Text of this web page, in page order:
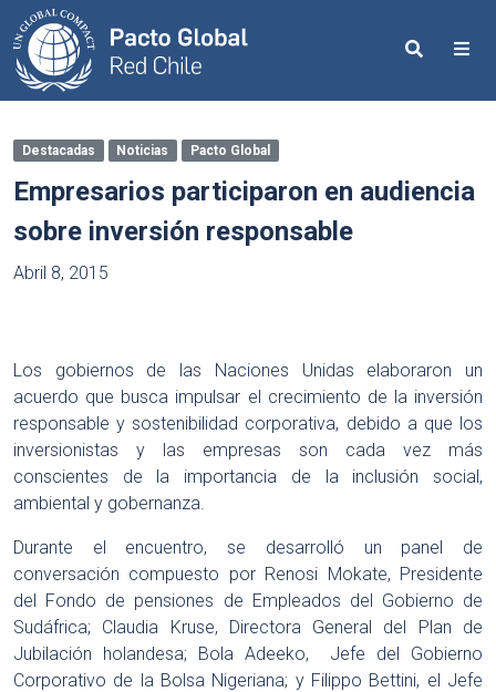
Search
Destacadas Noticias Pacto Global
Empresarios participaron en audiencia
sobre inversión responsable
Abril 8, 2015
Los gobiernos de las Naciones Unidas elaboraron un
acuerdo que busca impulsar el crecimiento de la inversión
responsable y sostenibilidad corporativa, debido a que los
inversionistas y las empresas son cada vez más
conscientes de la importancia de la inclusión social,
ambiental y gobernanza.
Durante el encuentro, se desarrolló un panel de
conversación compuesto por Renosi Mokate, Presidente
del Fondo de pensiones de Empleados del Gobierno de
Sudáfrica; Claudia Kruse, Directora General del Plan de
Jubilación holandesa; Bola Adeeko, Jefe del Gobierno
Corporativo de la Bolsa Nigeriana; y Filippo Bettini, el Jefe